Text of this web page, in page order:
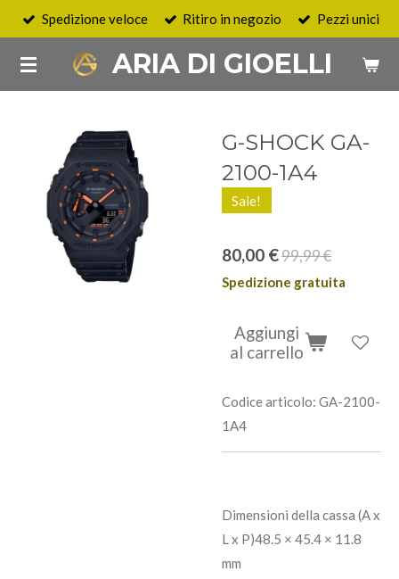
Vai
contenuto
principale
ARIA DI GIOELLI
Spedizione veloce Ritiro in negozio Pezzi unici
G-SHOCK GA-
2100-1A4
Sale!
80,00 €99,99 €
Spedizione gratuita
Aggiungi
al carrello
Codice articolo: GA-2100-
1A4
Dimensioni della cassa (A x
L x P)48.5 × 45.4 × 11.8
mm